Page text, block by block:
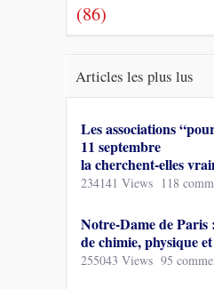
(86)
Articles les plus lus
Les associations
11 septembre
la cherchent-elles
234141 Views 118
Notre-Dame de Paris
de chimie, physique
255043 Views 95